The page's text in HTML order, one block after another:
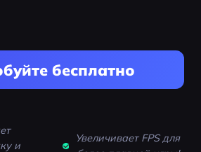
бесплатно
и
Увеличивает FPS для